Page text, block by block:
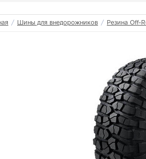
/ Шины для внедорожников / Резина Off-